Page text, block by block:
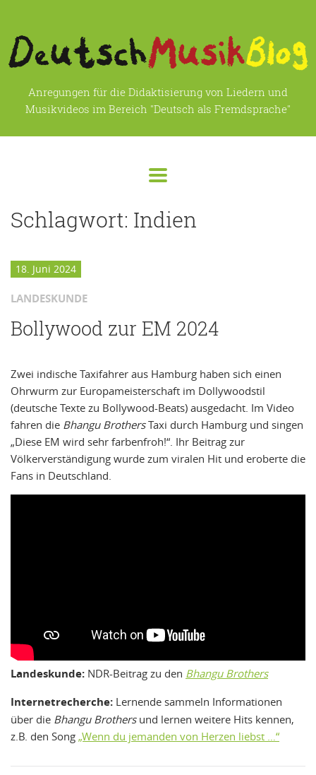
Anregungen für die Didaktisierung von Liedern und
Musikvideos im Bereich "Deutsch als Fremdsprache"
Schlagwort: Indien
18. Juni 2024
LANDESKUNDE
Bollywood zur EM 2024
Zwei indische Taxifahrer aus Hamburg haben sich einen
Ohrwurm zur Europameisterschaft im Dollywoodstil
(deutsche Texte zu Bollywood-Beats) ausgedacht. Im Video
fahren die Bhangu BrothersTaxi durch Hamburg und singen
„Diese EM wird sehr farbenfroh!“. Ihr Beitrag zur
Völkerverständigung wurde zum viralen Hit und eroberte die
Fans in Deutschland.
Landeskunde: NDR-Beitrag zu den Bhangu Brothers
Internetrecherche: Lernende sammeln Informationen
über die Bhangu Brothersund lernen weitere Hits kennen,
z.B. den Song „Wenn du jemanden von Herzen liebst …“